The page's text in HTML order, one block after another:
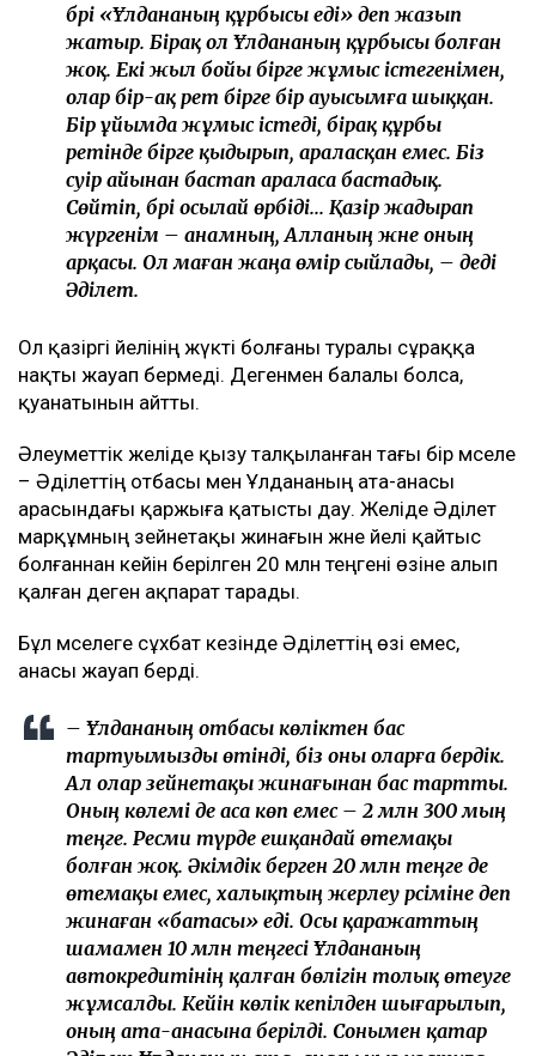
бәрі «Ұлдананың құрбысы еді» деп жазып
жатыр. Бірақ ол Ұлдананың құрбысы болған
жоқ. Екі жыл бойы бірге жұмыс істегенімен,
олар бір-ақ рет бірге бір ауысымға шыққан.
Бір ұйымда жұмыс істеді, бірақ құрбы
ретінде бірге қыдырып, араласқан емес. Біз
сәуір айынан бастап араласа бастадық.
Сөйтіп, бәрі осылай өрбіді... Қазір жадырап
жүргенім – анамның, Алланың және оның
арқасы. Ол маған жаңа өмір сыйлады, – деді
Әділет.
Ол қазіргі әйелінің жүкті болғаны туралы сұраққа
нақты жауап бермеді. Дегенмен балалы болса,
қуанатынын айтты.
Әлеуметтік желіде қызу талқыланған тағы бір мәселе
– Әділеттің отбасы мен Ұлдананың ата-анасы
арасындағы қаржыға қатысты дау. Желіде Әділет
марқұмның зейнетақы жинағын және әйелі қайтыс
болғаннан кейін берілген 20 млн теңгені өзіне алып
қалған деген ақпарат тарады.
Бұл мәселеге сұхбат кезінде Әділеттің өзі емес,
анасы жауап берді.
– Ұлдананың отбасы көліктен бас
тартуымызды өтінді, біз оны оларға бердік.
Ал олар зейнетақы жинағынан бас тартты.
Оның көлемі де аса көп емес – 2 млн 300 мың
теңге. Ресми түрде ешқандай өтемақы
болған жоқ. Әкімдік берген 20 млн теңге де
өтемақы емес, халықтың жерлеу рәсіміне деп
жинаған «батасы» еді. Осы қаражаттың
шамамен 10 млн теңгесі Ұлдананың
автокредитінің қалған бөлігін толық өтеуге
жұмсалды. Кейін көлік кепілден шығарылып,
оның ата-анасына берілді. Сонымен қатар